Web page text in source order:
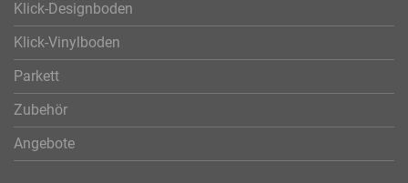
Klick-Designboden
Klick-Vinylboden
Parkett
Zubehör
Angebote